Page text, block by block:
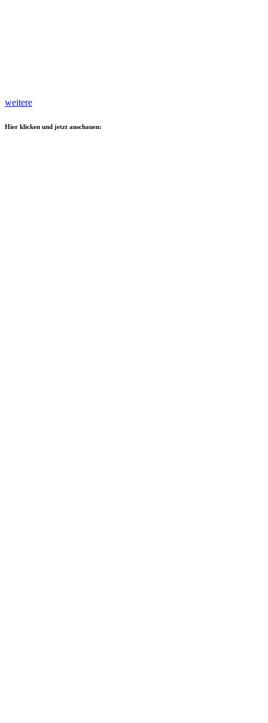
weitere
Hier klicken und jetzt anschauen: